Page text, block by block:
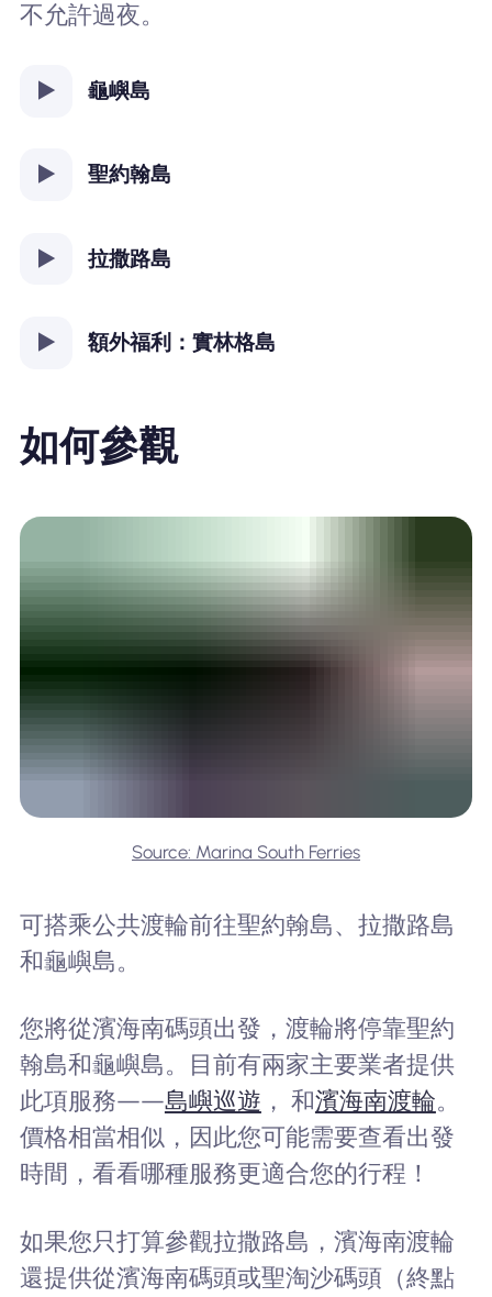
不允許過夜。
龜嶼島
聖約翰島
拉撒路島
額外福利：實林格島
如何參觀
Source: Marina South Ferries
可搭乘公共渡輪前往聖約翰島、拉撒路島
和龜嶼島。
您將從濱海南碼頭出發，渡輪將停靠聖約
翰島和龜嶼島。目前有兩家主要業者提供
此項服務——島嶼巡遊 ， 和濱海南渡輪。
價格相當相似，因此您可能需要查看出發
時間，看看哪種服務更適合您的行程！
如果您只打算參觀拉撒路島，濱海南渡輪
還提供從濱海南碼頭或聖淘沙碼頭（終點